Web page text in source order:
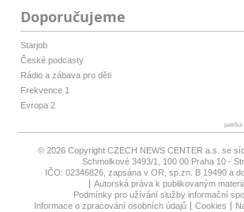
Doporučujeme
Starjob
České podcasty
Rádio a zábava pro děti
Frekvence 1
Evropa 2
patička
© 2026 Copyright CZECH NEWS CENTER a.s. se
Schmolkové 3493/1, 100 00 Praha 10 -
IČO: 02346826, zapsána v OR, sp.zn. B 19490 a
Autorská práva k publikovaným
Podmínky pro užívání služby informační
Informace o zpracování osobních údajů
Cookies